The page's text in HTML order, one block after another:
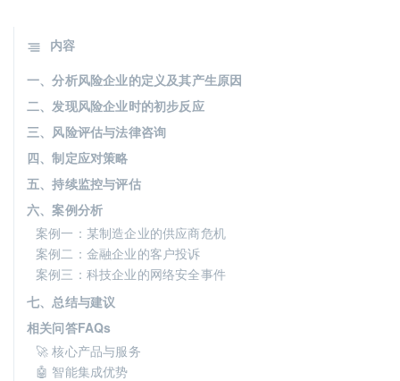
内容
一、分析风险企业的定义及其产生原因
二、发现风险企业时的初步反应
三、风险评估与法律咨询
四、制定应对策略
五、持续监控与评估
六、案例分析
案例一：某制造企业的供应商危机
案例二：金融企业的客户投诉
案例三：科技企业的网络安全事件
七、总结与建议
相关问答FAQs
🚀 核心产品与服务
🤖 智能集成优势